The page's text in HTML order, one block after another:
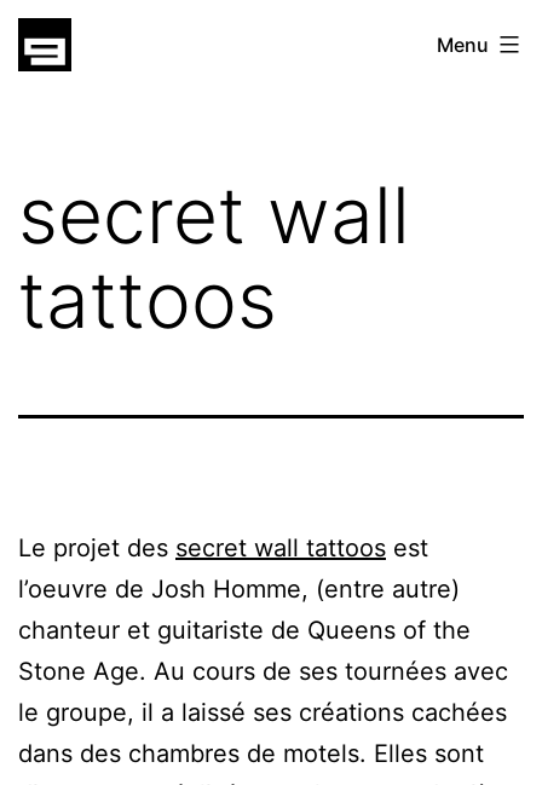
Skip
gatsu
Menu
secret wall
tattoos
Le projet des secret wall tattoos est
l’oeuvre de Josh Homme, (entre autre)
chanteur et guitariste de Queens of the
Stone Age. Au cours de ses tournées avec
le groupe, il a laissé ses créations cachées
dans des chambres de motels. Elles sont